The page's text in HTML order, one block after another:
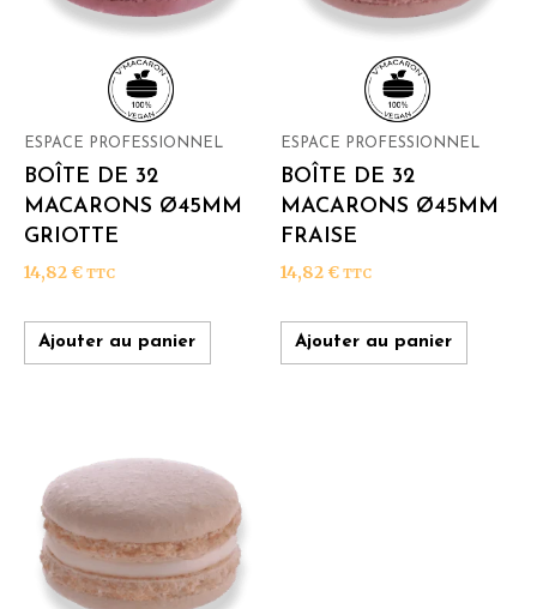
ESPACE PROFESSIONNEL
BOÎTE DE 32
MACARONS Ø45MM
GRIOTTE
14,82 € TTC
Ajouter au panier
ESPACE PROFESSIONNEL
BOÎTE DE 32
MACARONS Ø45MM
FRAISE
14,82 € TTC
Ajouter au panier